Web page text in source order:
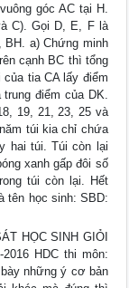
góc AC tại H.
C). Gọi D, E, F là
BH. a) Chứng minh
cạnh BC thì tổng
tia CA lấy điểm
điểm của DK.
19, 21, 23, 25 và
túi kia chỉ chứa
hai túi. Túi còn lại
xanh gấp đôi số
túi còn lại. Hết
tên học sinh: SBD:
HỌC SINH GIỎI
HDC thi môn:
những ý cơ bản